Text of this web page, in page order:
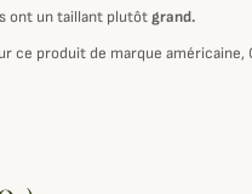
ont un taillant plutôt grand.
ce produit de marque